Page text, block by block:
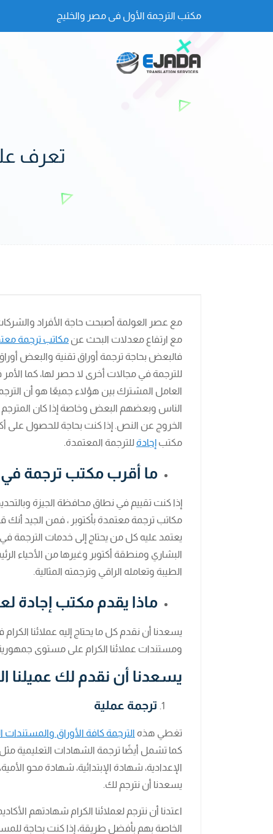
مكتب الترجمة الأول فى مصر والخليج
تعرف
مع عصر العولمة أصبحت حاجة الأفراد
مع ارتفاع معدلات البحث عن مكاتب ترجمة
فالبعض بحاجة ترجمة أوراق تقنية والبعض
للترجمة في مجالات أخرى لا حصر لها، كما الأمر
العامل المشترك بين هؤلاء جميعًا هو أن
الناس وبعضهم البعض وخاصة إذا كان
الخروج عن النص. إذا كنت بحاجة للحصول على
مكتب إجادة للترجمة المعتمدة.
ما أقرب مكتب ترجمة في
إذا كنت تقييم في نطاق محافظة الجيزة
مكاتب ترجمة معتمدة بأكتوبر ، فمن الجيد
يعتمد عليه كل من يحتاج إلى خدمات الترجمة
البشاري ومنطقة أكتوبر وغيرها من الأحياء
الطيبة وتعامله الراقي وترجمته المثالية.
ماذا يقدم مكتب إجادة
يسعدنا أن نقدم كل ما يحتاج إليه عملائنا
ومستندات عملائنا الكرام على مستوى
يسعدنا أن نقدم لك عميلنا
ترجمة عملية
تغطي هذه الترجمة كافة الأوراق والمستندات
كما تشمل أيضًا ترجمة الشهادات التعليمية
الإعدادية، شهادة الإبتدائية، شهادة محو
يسعدنا أن نترجم لك.
اعتدنا أن نترجم لعملائنا الكرام شهادتهم
الخاصة بهم بأفضل طريقة، إذا كنت بحاجة